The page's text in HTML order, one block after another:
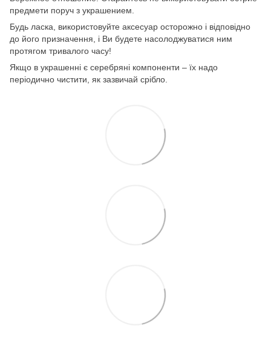
предмети поруч з украшением.
Будь ласка, використовуйте аксесуар осторожно і відповідно
до його призначення, і Ви будете насолоджуватися ним
протягом тривалого часу!
Якщо в украшенні є серебряні компоненти – їх надо
періодично чистити, як зазвичай срібло.